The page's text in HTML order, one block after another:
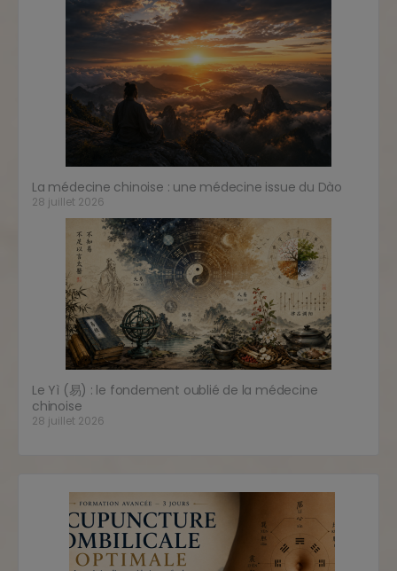
La médecine chinoise : une médecine issue du Dào
28 juillet 2026
Le Yì (易) : le fondement oublié de la médecine
chinoise
28 juillet 2026